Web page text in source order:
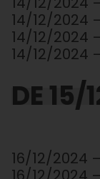
14/12/2024
14/12/2024
14/12/2024
DE 15/
16/12/2024